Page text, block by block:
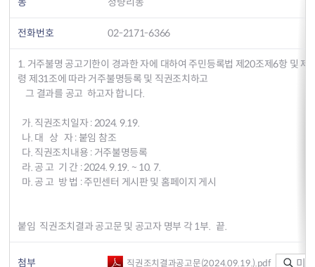
전화번호 02-2171-6366
1. 거주불명 공고기한이 경과한 자에 대하여 주민등록법 제20조제6항 및
령 제31조에 따라 거주불명등록 및 직권조치하고
그 결과를 공고 하고자 합니다.
가. 직권조치일자 : 2024. 9.19.
나. 대 상 자 : 붙임 참조
다. 직권조치내용 : 거주불명등록
라. 공 고 기 간 : 2024. 9.19. ~ 10. 7.
마. 공 고 방 법 : 주민센터 게시판 및 홈페이지 게시
붙임 직권조치결과 공고문 및 공고자 명부 각 1부. 끝.
첨부 직권조치결과공고문(2024.09.19.).pdf 미